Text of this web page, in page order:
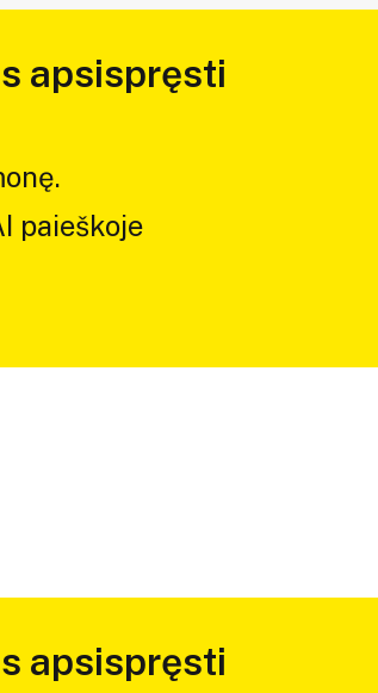
apsispręsti
paieškoje
apsispręsti